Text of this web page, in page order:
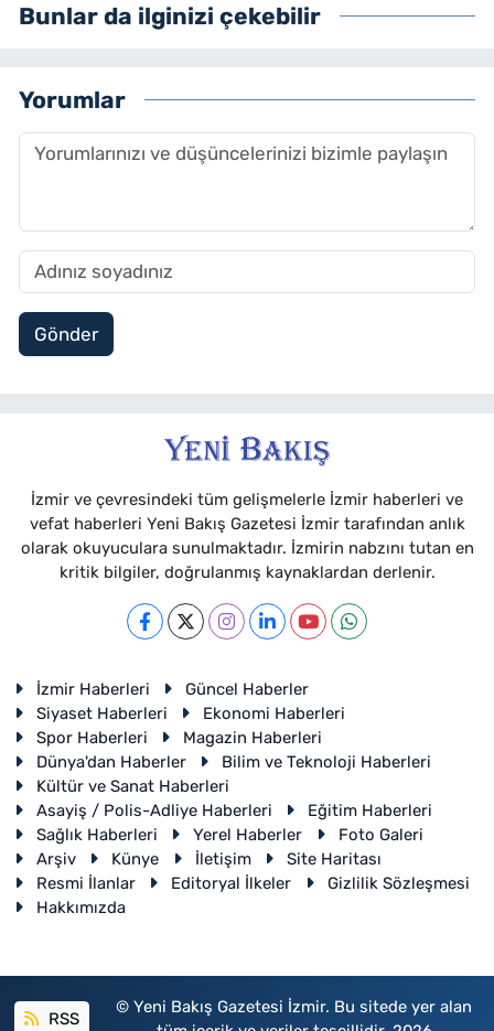
Bunlar da ilginizi çekebilir
Yorumlar
Gönder
İzmir ve çevresindeki tüm gelişmelerle İzmir haberleri ve
vefat haberleri Yeni Bakış Gazetesi İzmir tarafından anlık
olarak okuyuculara sunulmaktadır. İzmirin nabzını tutan en
kritik bilgiler, doğrulanmış kaynaklardan derlenir.
İzmir Haberleri
Güncel Haberler
Siyaset Haberleri
Ekonomi Haberleri
Spor Haberleri
Magazin Haberleri
Dünya'dan Haberler
Bilim ve Teknoloji Haberleri
Kültür ve Sanat Haberleri
Asayiş / Polis-Adliye Haberleri
Eğitim Haberleri
Sağlık Haberleri
Yerel Haberler
Foto Galeri
Arşiv
Künye İletişim
Site Haritası
Resmi İlanlar
Editoryal İlkeler
Gizlilik Sözleşmesi
Hakkımızda
RSS
© Yeni Bakış Gazetesi İzmir. Bu sitede yer alan